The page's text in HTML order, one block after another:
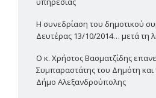
Η συνεδρίαση του δημοτικού
Δευτέρας 13/10/2014… μετά τη
Ο κ. Χρήστος Βασματζίδης
Συμπαραστάτης του Δημότη και
Δήμο Αλεξανδρούπολης